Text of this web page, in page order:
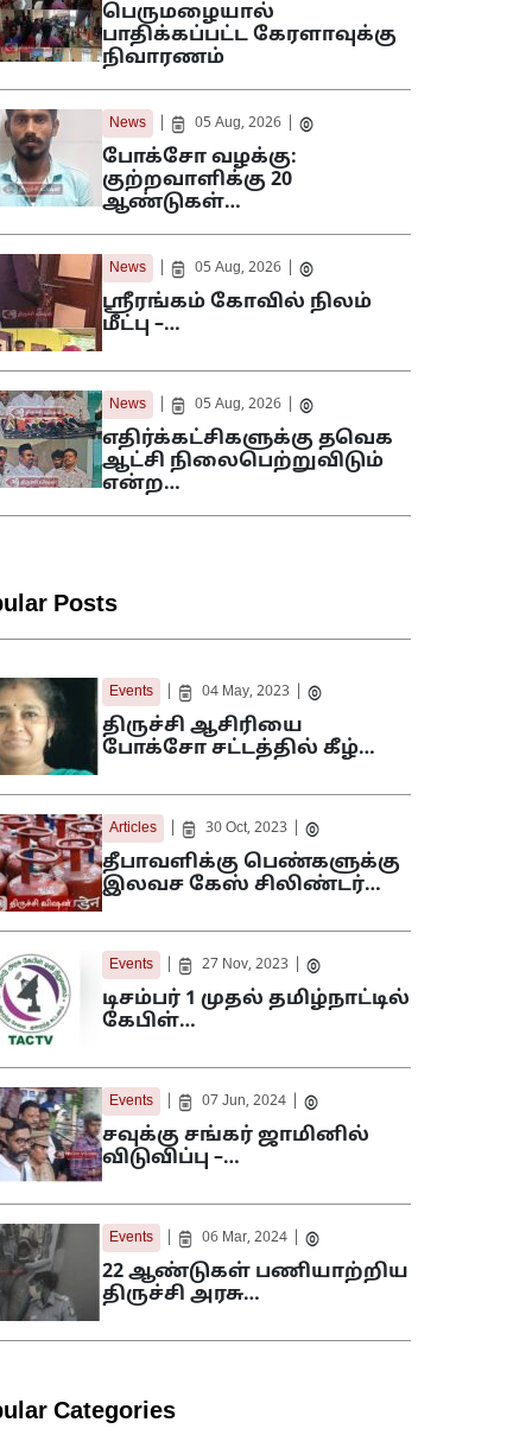
பெருமழையால்
பாதிக்கப்பட்ட கேரளாவுக்கு
நிவாரணம்
News 05 Aug, 2026
போக்சோ வழக்கு:
குற்றவாளிக்கு 20
ஆண்டுகள்…
News 05 Aug, 2026
ஸ்ரீரங்கம் கோவில் நிலம்
மீட்பு –…
News 05 Aug, 2026
எதிர்க்கட்சிகளுக்கு தவெக
ஆட்சி நிலைபெற்றுவிடும்
என்ற…
Posts
Events 04 May, 2023
திருச்சி ஆசிரியை
போக்சோ சட்டத்தில் கீழ்…
Articles 30 Oct, 2023
தீபாவளிக்கு பெண்களுக்கு
இலவச கேஸ் சிலிண்டர்…
Events 27 Nov, 2023
டிசம்பர் 1 முதல் தமிழ்நாட்டில்
கேபிள்…
Events 07 Jun, 2024
சவுக்கு சங்கர் ஜாமினில்
விடுவிப்பு –…
Events 06 Mar, 2024
22 ஆண்டுகள் பணியாற்றிய
திருச்சி அரசு…
Categories